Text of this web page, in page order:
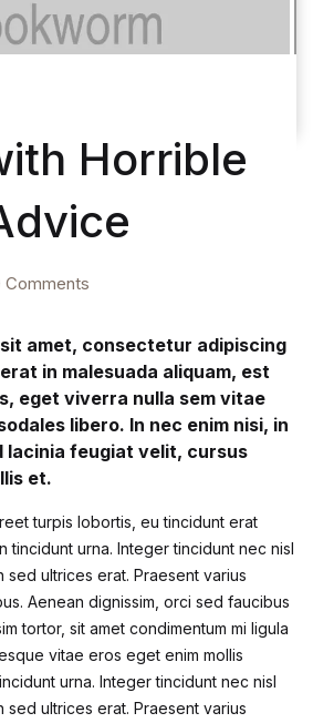
Horrible
Comments
amet, consectetur adipiscing
in malesuada aliquam, est
eget viverra nulla sem vitae
libero. In nec enim nisi, in
lacinia feugiat velit, cursus
et.
turpis lobortis, eu tincidunt erat
tincidunt urna. Integer tincidunt nec nisl
sed ultrices erat. Praesent varius
Aenean dignissim, orci sed faucibus
tortor, sit amet condimentum mi ligula
vitae eros eget enim mollis
urna. Integer tincidunt nec nisl
sed ultrices erat. Praesent varius